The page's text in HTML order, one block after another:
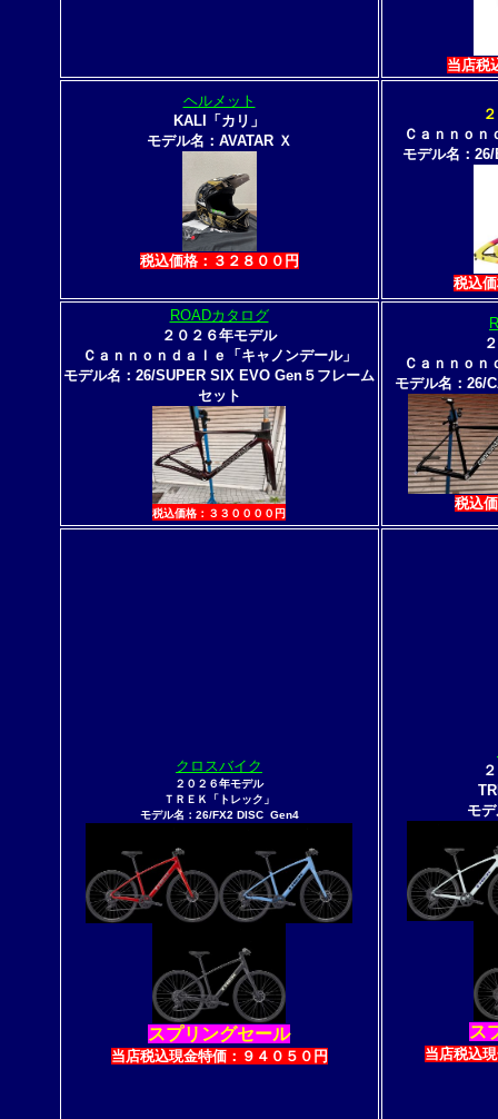
当店税
ヘルメット
KALI「カリ」
モデル名：AVATAR Ｘ
税込価格：３２８００円
Ｃａｎｎｏｎ
モデル名：
税込
ROADカタログ
２０２６年モデル
Ｃａｎｎｏｎｄａｌｅ「キャノンデール」
モデル名：26/SUPER SIX EVO Gen５フレーム
セット
税込価格：３３００００円
Ｃａｎｎｏｎ
モデル名：26/
税込
クロスバイク
２０２６年モデル
ＴＲＥＫ「トレック」
モデル名：26/FX2 DISC Gen4
スプリングセール
当店税込現金特価：９４０５０円
モ
ス
当店税込